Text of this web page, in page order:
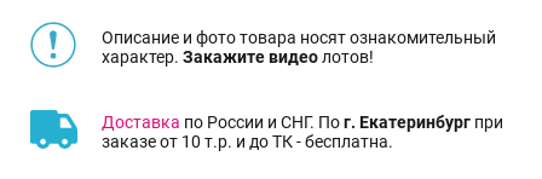
Описание и фото товара носят ознакомительный
характер. Закажите видеолотов!
Доставка по России и СНГ. Пог. Екатеринбург при
заказе от 10 т.р. и до ТК - бесплатна.